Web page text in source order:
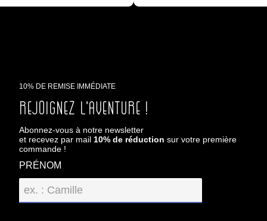
10% DE REMISE IMMÉDIATE
Rejoignez l'aventure !
Abonnez-vous à notre newsletter
et recevez par mail 10% de réduction sur votre première
commande !
PRÉNOM